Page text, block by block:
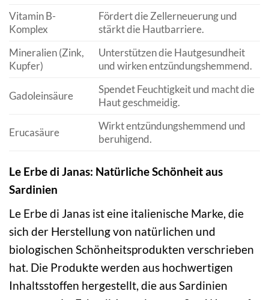
Vitamin B-
Komplex
Fördert die Zellerneuerung und
stärkt die Hautbarriere.
Mineralien (Zink,
Kupfer)
Unterstützen die Hautgesundheit
und wirken entzündungshemmend.
Gadoleinsäure
Spendet Feuchtigkeit und macht die
Haut geschmeidig.
Erucasäure
Wirkt entzündungshemmend und
beruhigend.
Le Erbe di Janas: Natürliche Schönheit aus
Sardinien
Le Erbe di Janas ist eine italienische Marke, die
sich der Herstellung von natürlichen und
biologischen Schönheitsprodukten verschrieben
hat. Die Produkte werden aus hochwertigen
Inhaltsstoffen hergestellt, die aus Sardinien